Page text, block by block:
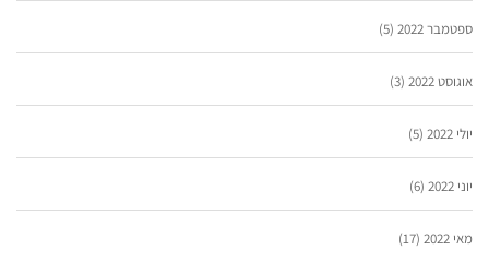
ספטמבר 2022 (5)
אוגוסט 2022 (3)
יולי 2022 (5)
יוני 2022 (6)
מאי 2022 (17)